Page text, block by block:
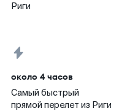
Риги
около 4 часов
Самый быстрый
прямой перелет из Риги